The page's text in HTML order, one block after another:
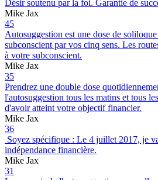
Désir soutenu par la foi. Garantie de
Mike Jax
45
Autosuggestion est une dose de
subconscient par vos cinq sens. Les
à votre subconscient.
Mike Jax
35
Prendrez une double dose
l'autosuggestion tous les matins et tous
d'avoir atteint votre objectif financier.
Mike Jax
36
Soyez spécifique : Le 4 juillet 2017, je
indépendance financière.
Mike Jax
31